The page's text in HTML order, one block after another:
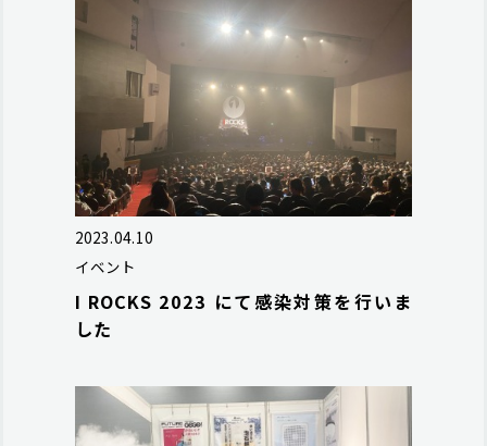
2023.04.10
イベント
I ROCKS 2023 にて感染対策を行いま
した